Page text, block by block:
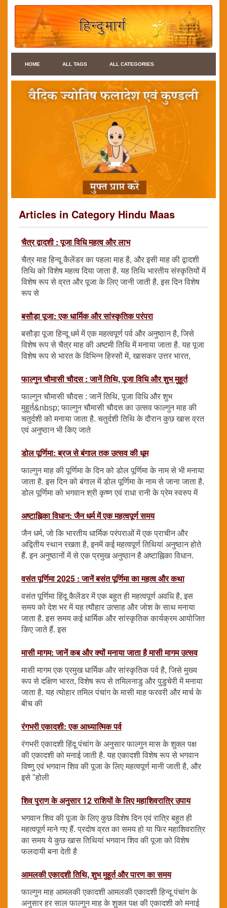
HOME ALL TAGS ALL CATEGORIES
Articles in Category Hindu Maas
चैत्र द्वादशी : पूजा विधि महत्व और लाभ
चैत्र माह हिन्दू कैलेंडर का पहला माह है, और इसी माह की द्वादशी
तिथि को विशेष महत्व दिया जाता है. यह तिथि भारतीय संस्कृतियों में
विशेष रूप से व्रत और पूजा के लिए जानी जाती है. इस दिन विशेष
रूप से
बसौड़ा पूजा: एक धार्मिक और सांस्कृतिक परंपरा
बसौड़ा पूजा हिन्दू धर्म में एक महत्वपूर्ण पर्व और अनुष्ठान है, जिसे
विशेष रूप से चैत्र माह की अष्टमी तिथि में मनाया जाता है. यह पूजा
विशेष रूप से भारत के विभिन्न हिस्सों में, खासकर उत्तर भारत,
फाल्गुन चौमासी चौदस : जानें तिथि, पूजा विधि और शुभ मुहूर्त
फाल्गुन चौमासी चौदस : जानें तिथि, पूजा विधि और शुभ
मुहूर्त&nbsp; फाल्गुन चौमासी चौदस का उत्सव फाल्गुन माह की
चतुर्दशी को मनाया जाता है. चतुर्दशी तिथि के दौरान कुछ खास व्रत
एवं अनुष्ठान भी किए जाते
डोल पूर्णिमा: ब्रज से बंगाल तक उत्सव की धूम
फाल्गुन माह की पूर्णिमा के दिन को डोल पूर्णिमा के नाम से भी मनाया
जाता है. इस दिन को बंगाल में डोल पूर्णिमा के नाम से जाना जाता है.
डोल पूर्णिमा को भगवान श्री कृष्ण एवं राधा रानी के प्रेम स्वरुप में
अष्टाह्निका विधान: जैन धर्म में एक महत्वपूर्ण समय
जैन धर्म, जो कि भारतीय धार्मिक परंपराओं में एक प्राचीन और
अद्वितीय स्थान रखता है, इनमें कई महत्वपूर्ण तिथियां अनुष्ठान होते
हैं. इन अनुष्ठानों में से एक प्रमुख अनुष्ठान है अष्टाह्निका विधान.
वसंत पूर्णिमा 2025 : जानें बसंत पूर्णिमा का महत्व और कथा
वसंत पूर्णिमा हिंदू कैलेंडर में एक बहुत ही महत्वपूर्ण अवधि है, इस
समय को देश भर में यह त्यौहार उत्साह और जोश के साथ मनाया
जाता है. इस समय कई धार्मिक और सांस्कृतिक कार्यक्रम आयोजित
किए जाते हैं. इस
मासी मागम: जानें कब और क्यों मनाया जाता है मासी मागम उत्सव
मासी मागम एक प्रमुख धार्मिक और सांस्कृतिक पर्व है, जिसे मुख्य
रूप से दक्षिण भारत, विशेष रूप से तमिलनाडु और पुडुचेरी में मनाया
जाता है. यह त्योहार तमिल पंचांग के मासी माह फरवरी और मार्च के
बीच की
रंगभरी एकादशी: एक आध्यात्मिक पर्व
रंगभरी एकादशी हिंदू पंचांग के अनुसार फाल्गुन मास के शुक्ल पक्ष
की एकादशी को मनाई जाती है. यह एकादशी विशेष रूप से भगवान
विष्णु एवं भगवान शिव की पूजा के लिए महत्वपूर्ण मानी जाती है, और
इसे "होली
शिव पुराण के अनुसार 12 राशियों के लिए महाशिवरात्रि उपाय
भगवान शिव की पूजा के लिए कुछ विशेष दिन एवं रात्रि बहुत ही
महत्वपूर्ण माने गए हैं. प्रदोष व्रत का समय हो या फिर महाशिवरात्रि
का समय ये कुछ खास तिथियां भगवान शिव की पूजा को विशेष
फलदायी बना देती है
आमलकी एकादशी तिथि, शुभ मुहूर्त और पारण का समय
फाल्गुन माह आमलकी एकादशी आमलकी एकादशी हिन्दू पंचांग के
अनुसार हर साल फाल्गुन माह के शुक्ल पक्ष की एकादशी को मनाई